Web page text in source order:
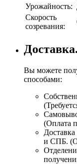
Урожайность:
Скорость
созревания:
Доставка.
Вы можете
способами:
(Оплата
и СПБ.